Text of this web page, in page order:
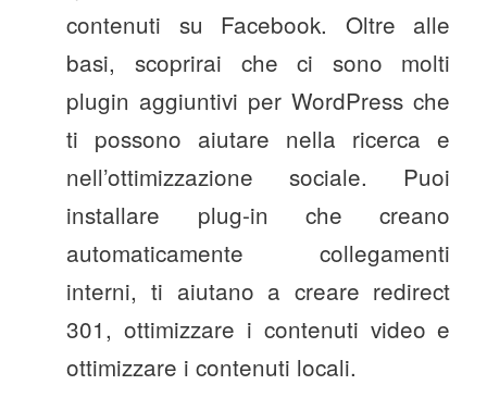
contenuti su Facebook. Oltre alle
basi, scoprirai che ci sono molti
plugin aggiuntivi per WordPress che
ti possono aiutare nella ricerca e
nell’ottimizzazione sociale. Puoi
installare plug-in che creano
automaticamente collegamenti
interni, ti aiutano a creare redirect
301, ottimizzare i contenuti video e
ottimizzare i contenuti locali.